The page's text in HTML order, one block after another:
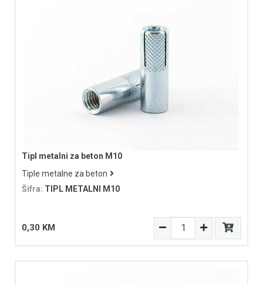
Tipl metalni za beton M10
Tiple metalne za beton
Šifra: TIPL METALNI M10
0,30 KM